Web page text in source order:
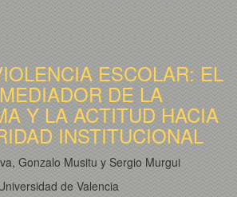
ESCOLAR: EL
DE LA
Y LA ACTITUD HACIA
INSTITUCIONAL
Gonzalo Musitu y Sergio Murgui
de Valencia